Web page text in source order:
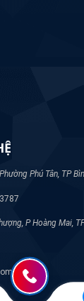
Phú Tân, TP
P Hoàng Mai,